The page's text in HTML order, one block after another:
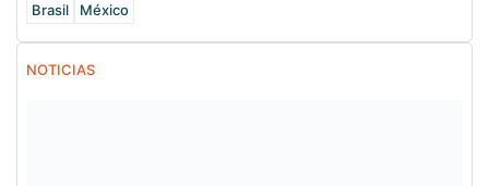
Brasil
México
NOTICIAS